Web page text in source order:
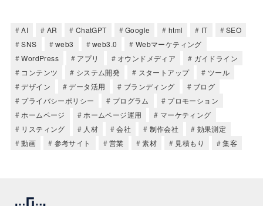
AI AR ChatGPT Google html IT
SEO
SNS
web3 web3.0
Webマーケティング
WordPress
アプリ オウンドメディア
ガイドライン
コンテンツ
システム開発 スタートアップ
ツール
デザイン
データ活用 ブランディング
ブログ
プライバシーポリシー
プログラム
プロモーション
ホームページ
ホームページ運用
マーケティング
リスティング
人材 会社 制作会社
効果測定
動画
参考サイト 営業 素材 見積もり 集客